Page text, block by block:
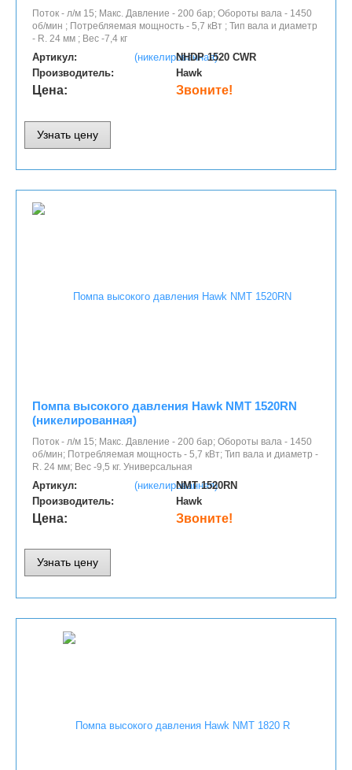
Поток - л/м 15; Макс. Давление - 200 бар; Обороты вала - 1450
об/мин ; Потребляемая мощность - 5,7 кВт ; Тип вала и диаметр
- R. 24 мм ; Вес -7,4 кг
Артикул:
NHDP 1520 CWR
Производитель:
Hawk
Цена: Звоните!
Узнать цену
Помпа высокого давления Hawk NMT 1520RN
(никелированная)
Поток - л/м 15; Макс. Давление - 200 бар; Обороты вала - 1450
об/мин; Потребляемая мощность - 5,7 кВт; Тип вала и диаметр -
R. 24 мм; Вес -9,5 кг. Универсальная
Артикул:
NMT 1520RN
Производитель:
Hawk
Цена: Звоните!
Узнать цену